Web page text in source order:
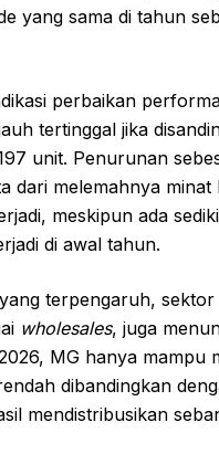
yang sama di tahun
perbaikan
tertinggal jika
unit. Penurunan
dari melemahnya
meskipun ada
di awal tahun.
terpengaruh,
wholesales, juga
MG hanya
dibandingkan
mendistribusikan